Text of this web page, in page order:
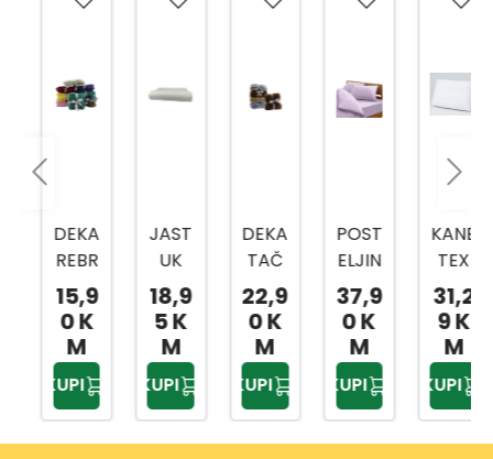
DEKA
REBR
ASTA
150X
200
CM
15,9
0 K
M
KUPI
JAST
UK
DP32
16
55X3
5 CM
18,9
5 K
M
KUPI
DEKA
TAČ
KICE
180X
200
CM
22,9
0 K
M
KUPI
POST
ELJIN
A
JEDN
OKRE
VETN
A 3/1
150X
200
37,9
0 K
M
KUPI
KANE
TEX
JAST
UK
CLIM
A
CON
TROL
50X7
31,2
9 K
M
KUPI